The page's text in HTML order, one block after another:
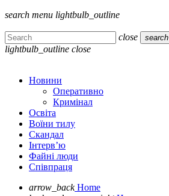
search menu lightbulb_outline
close search
lightbulb_outline close
Новини
Оперативно
Кримінал
Освіта
Воїни тилу
Скандал
Інтерв’ю
Файні люди
Співпраця
arrow_back Home